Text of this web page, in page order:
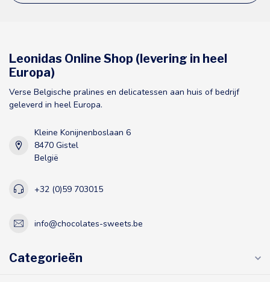
Leonidas Online Shop (levering in heel
Europa)
Verse Belgische pralines en delicatessen aan huis of bedrijf
geleverd in heel Europa.
Kleine Konijnenboslaan 6
8470 Gistel
België
+32 (0)59 703015
info@chocolates-sweets.be
Categorieën